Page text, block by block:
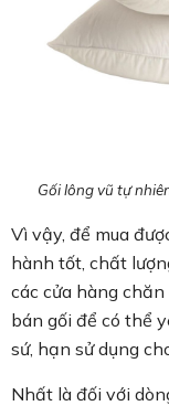
Gối lông vũ tự
Vì vậy, để mua
hành tốt, chất
các cửa hàng
bán gối để có thể
sứ, hạn sử dụng
Nhất là đối với